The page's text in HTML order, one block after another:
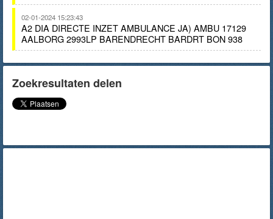
02-01-2024 15:23:43
A2 DIA DIRECTE INZET AMBULANCE JA) AMBU 17129
AALBORG 2993LP BARENDRECHT BARDRT BON 938
Zoekresultaten delen